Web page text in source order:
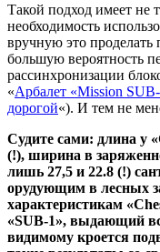
Такой подход имеет
необходимость
вручную это проделать
большую вероятность
рассинхронизации
«Арбалет «Mission
дорогой«). И тем не
Судите сами: длина у
(!), ширина в
лишь 27,5 и 22.8 (!)
орудующим в лесных
характеристикам
«SUB-1», выдающий
видимому кроется